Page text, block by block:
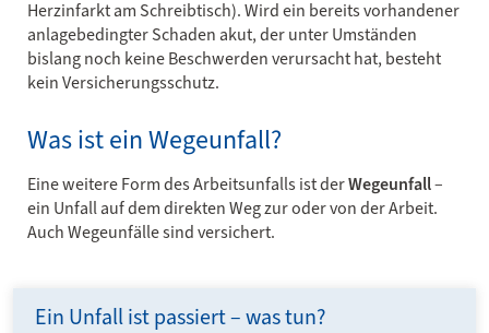
Herzinfarkt am Schreibtisch). Wird ein bereits vorhandener
anlagebedingter Schaden akut, der unter Umständen
bislang noch keine Beschwerden verursacht hat, besteht
kein Versicherungsschutz.
Was ist ein Wegeunfall?
Eine weitere Form des Arbeitsunfalls ist derWegeunfall–
ein Unfall auf dem direkten Weg zur oder von der Arbeit.
Auch Wegeunfälle sind versichert.
Ein Unfall ist passiert ­– was tun?